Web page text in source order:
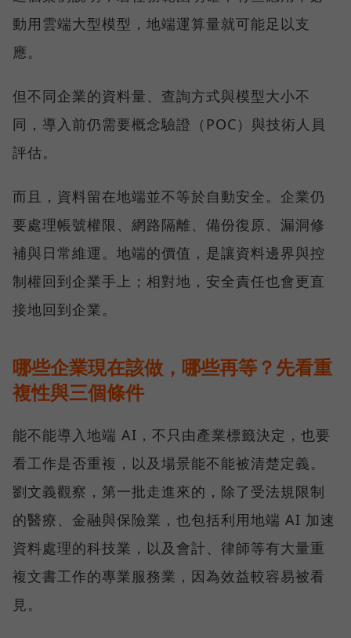
動用雲端大型模型，地端運算量就可能足以支
應。
但不同企業的資料量、查詢方式與模型大小不
同，導入前仍需要概念驗證（POC）與技術人員
評估。
而且，資料留在地端並不等於自動安全。企業仍
要處理帳號權限、網路隔離、備份復原、漏洞修
補與日常維運。地端的價值，是讓資料邊界與控
制權回到企業手上；相對地，安全責任也會更直
接地回到企業。
哪些企業現在該做，哪些再等？先看重
複性與三個條件
能不能導入地端 AI，不只由產業標籤決定，也要
看工作是否重複，以及場景能不能被清楚定義。
劉文義觀察，第一批走進來的，除了受法規限制
的醫療、金融與保險業，也包括利用地端 AI 加速
資料處理的科技業，以及會計、律師等有大量重
複文書工作的專業服務業，因為效益較容易被看
見。